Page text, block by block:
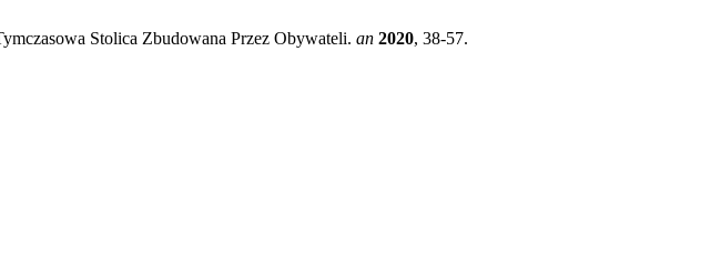
Stolica Zbudowana Przez Obywateli. an 2020, 38-57.